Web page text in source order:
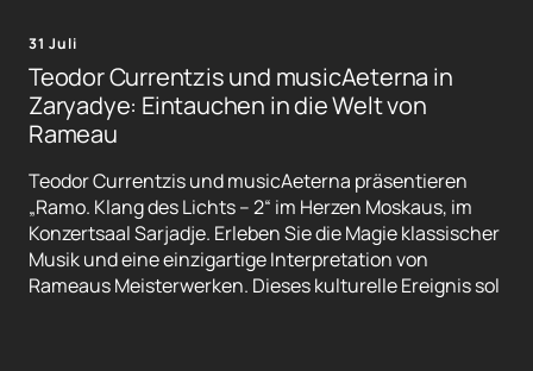
31 Juli
Teodor Currentzis und musicAeterna in
Zaryadye: Eintauchen in die Welt von
Rameau
Teodor Currentzis und musicAeterna präsentieren
„Ramo. Klang des Lichts – 2“ im Herzen Moskaus, im
Konzertsaal Sarjadje. Erleben Sie die Magie klassischer
Musik und eine einzigartige Interpretation von
Rameaus Meisterwerken. Dieses kulturelle Ereignis sol